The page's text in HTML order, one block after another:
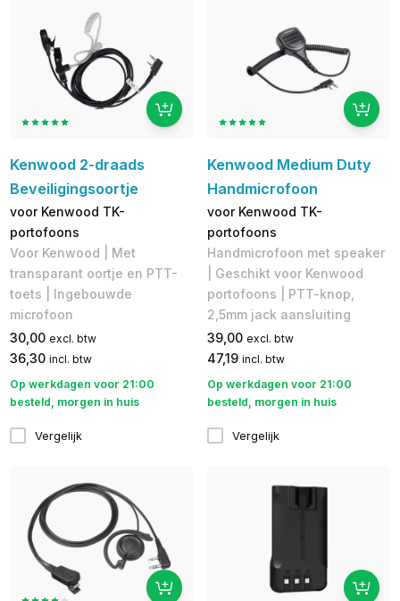
Kenwood 2-draads
Beveiligingsoortje
voor Kenwood TK-
portofoons
Voor Kenwood | Met
transparant oortje en PTT-
toets | Ingebouwde
microfoon
30,00 excl. btw
36,30 incl. btw
Op werkdagen voor 21:00
besteld, morgen in huis
Vergelijk
Kenwood Medium Duty
Handmicrofoon
voor Kenwood TK-
portofoons
Handmicrofoon met speaker
| Geschikt voor Kenwood
portofoons | PTT-knop,
2,5mm jack aansluiting
39,00 excl. btw
47,19 incl. btw
Op werkdagen voor 21:00
besteld, morgen in huis
Vergelijk